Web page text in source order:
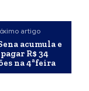
artigo
acumula e
R$ 34
na 4ªfeira